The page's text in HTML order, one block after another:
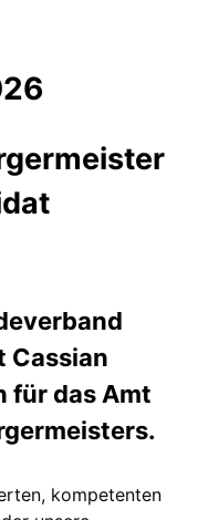
Cassian
für das Amt
kompetenten